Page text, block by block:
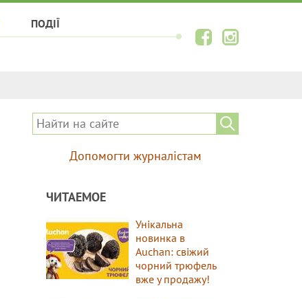
ПОДІЇ
Допомогти журналістам
ЧИТАЕМОЕ
Унікальна
новинка в
Auchan: свіжий
чорний трюфель
вже у продажу!